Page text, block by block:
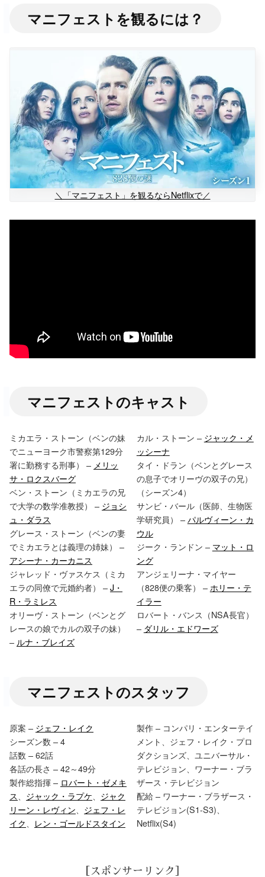
マニフェストを観るには？
＼「マニフェスト」を観るならNetflixで／
マニフェストのキャスト
ミカエラ・ストーン（ベンの妹
でニューヨーク市警察第129分
署に勤務する刑事） – メリッ
サ・ロクスバーグ
ベン・ストーン（ミカエラの兄
で大学の数学准教授） – ジョシ
ュ・ダラス
グレース・ストーン（ベンの妻
でミカエラとは義理の姉妹） –
アシーナ・カーカニス
ジャレッド・ヴァスケス（ミカ
エラの同僚で元婚約者） –J・
R・ラミレス
オリーヴ・ストーン（ベンとグ
レースの娘でカルの双子の妹）
– ルナ・ブレイズ
カル・ストーン – ジャック・メ
ッシーナ
タイ・ドラン（ベンとグレース
の息子でオリーヴの双子の兄）
（シーズン4）
サンビ・バール（医師、生物医
学研究員） –パルヴィーン・カ
ウル
ジーク・ランドン – マット・ロ
ング
アンジェリーナ・マイヤー
（828便の乗客） – ホリー・テ
イラー
ロバート・バンス（NSA長官）
– ダリル・エドワーズ
マニフェストのスタッフ
原案 – ジェフ・レイク
シーズン数 – 4
話数 – 62話
各話の長さ – 42～49分
製作総指揮 – ロバート・ゼメキ
ス
ジャック・ラプケ
ジャク
リーン・レヴィン
ジェフ・レ
イク
レン・ゴールドスタイン
製作 – コンパリ・エンターテイ
メント、ジェフ・レイク・プロ
ダクションズ、ユニバーサル・
テレビジョン、ワーナー・ブラ
ザース・テレビジョン
配給 – ワーナー・ブラザース・
テレビジョン(S1-S3)、
Netflix(S4)
［スポンサーリンク］